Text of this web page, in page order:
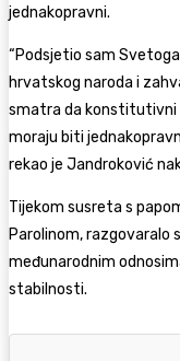
jednakopravni.
“Podsjetio sam
hrvatskog naroda i
smatra da konstitutivni
moraju biti
rekao je Jandroković
Tijekom susreta s
Parolinom, razgovaralo
međunarodnim
stabilnosti.